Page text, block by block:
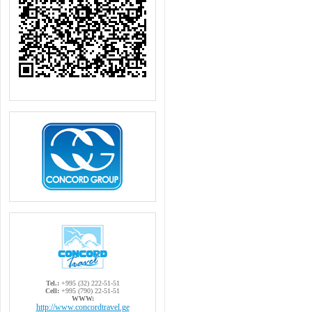
Tel.:+995 (32) 222-51-51
Cell: +995 (790) 22-51-51
WWW:
http://www.concordtravel.ge